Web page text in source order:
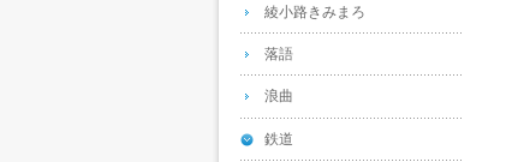
綾小路きみまろ
落語
浪曲
鉄道